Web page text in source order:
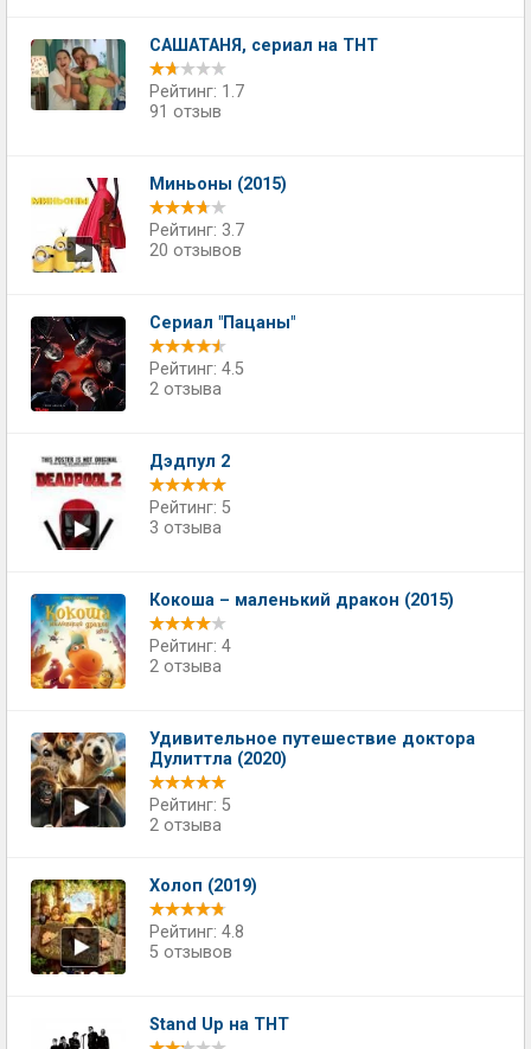
САШАТАНЯ, сериал на ТНТ
Рейтинг: 1.7
91 отзыв
Миньоны (2015)
Рейтинг: 3.7
20 отзывов
Сериал "Пацаны"
Рейтинг: 4.5
2 отзыва
Дэдпул 2
Рейтинг: 5
3 отзыва
Кокоша – маленький дракон (2015)
Рейтинг: 4
2 отзыва
Удивительное путешествие доктора
Дулиттла (2020)
Рейтинг: 5
2 отзыва
Холоп (2019)
Рейтинг: 4.8
5 отзывов
Stand Up на ТНТ